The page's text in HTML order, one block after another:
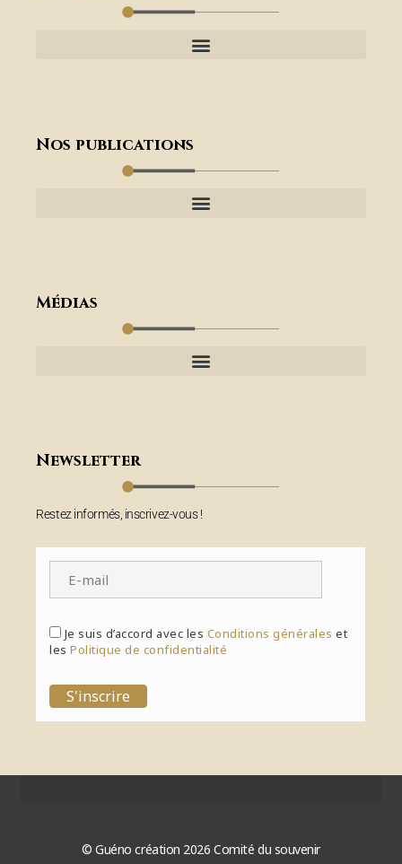
Nos publications
Médias
Newsletter
Restez informés, inscrivez-vous !
Je suis d’accord avec les Conditions générales et
lesPolitique de confidentialité
S'inscrire
© Guéno création 2026 Comité du souvenir